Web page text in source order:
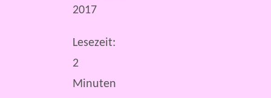
2017
Lesezeit:
2
Minuten